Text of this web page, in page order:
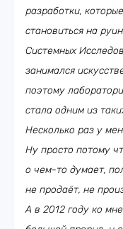
разработки,
становиться на
Системных
занимался
поэтому
стала одним из
Несколько раз у
Ну просто потому
о чем-то думает,
не продаёт, не
А в 2012 году ко